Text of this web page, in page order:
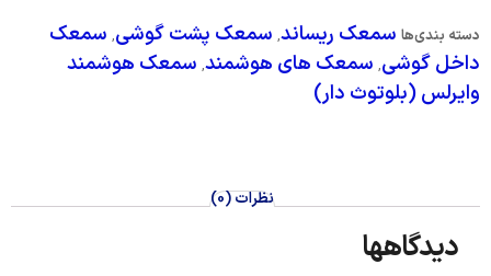
دسته بندی‌ها سمعک ریساند, سمعک پشت گوشی, سمعک
داخل گوشی, سمعک های هوشمند, سمعک هوشمند
وایرلس (بلوتوث دار)
نظرات (0)
دیدگاهها